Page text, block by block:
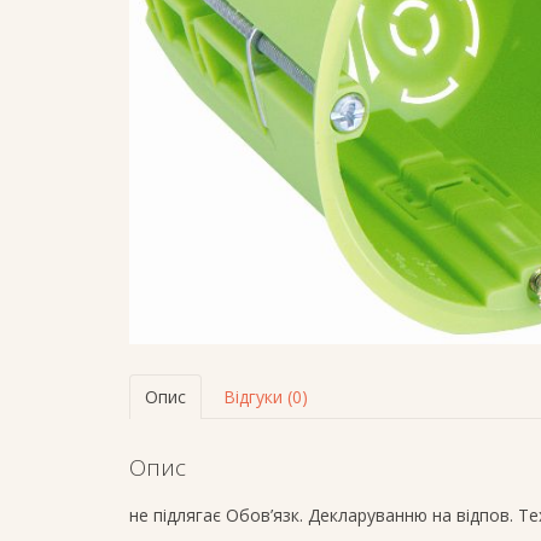
Опис Відгуки (0)
Опис
не підлягає Обов’язк. Декларуванню на відпов.